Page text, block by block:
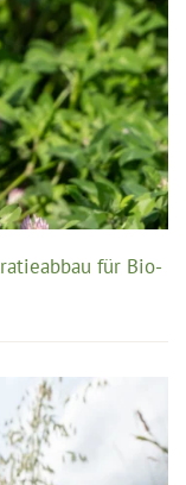
für Bio-